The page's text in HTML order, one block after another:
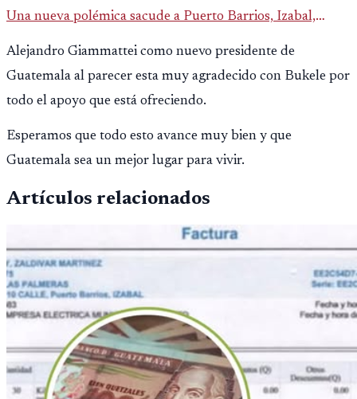
Una nueva polémica sacude a Puerto Barrios, Izabal,
luego de que saliera a la luz un contrato municipal que
asigna casi Q90 mi
Alejandro Giammattei como nuevo presidente de
Guatemala al parecer esta muy agradecido con Bukele por
todo el apoyo que está ofreciendo.
Esperamos que todo esto avance muy bien y que
Guatemala sea un mejor lugar para vivir.
Artículos relacionados